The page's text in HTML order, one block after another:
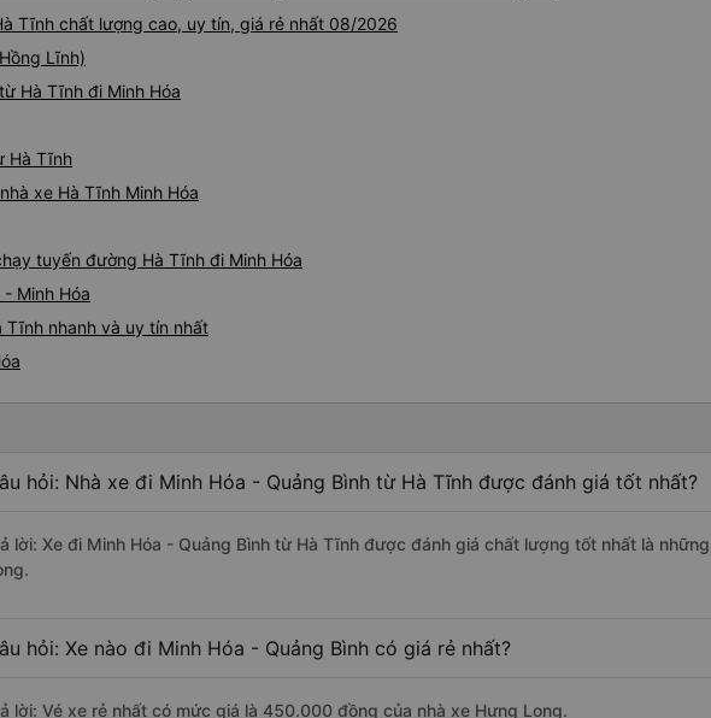
Tĩnh chất lượng cao, uy tín, giá rẻ nhất 08/2026
Lĩnh)
Hà Tĩnh đi Minh Hóa
Hà Tĩnh
xe Hà Tĩnh Minh Hóa
tuyến đường Hà Tĩnh đi Minh Hóa
Minh Hóa
Tĩnh nhanh và uy tín nhất
hỏi: Nhà xe đi Minh Hóa - Quảng Bình từ Hà Tĩnh được đánh giá tốt nhất?
lời: Xe đi Minh Hóa - Quảng Bình từ Hà Tĩnh được đánh giá chất lượng tốt nhất là
hỏi: Xe nào đi Minh Hóa - Quảng Bình có giá rẻ nhất?
lời: Vé xe rẻ nhất có mức giá là 450.000 đồng của nhà xe Hưng Long.